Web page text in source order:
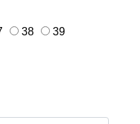
38 39